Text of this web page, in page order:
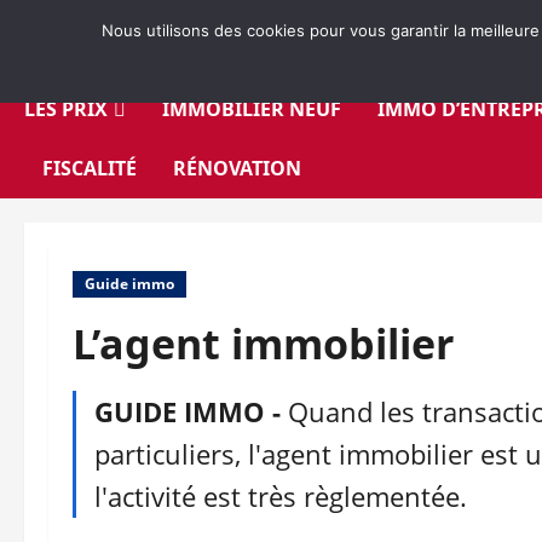
LES PRIX
IMMOBILIER NEUF IMMO
FISCALITÉ RÉNOVATION
Guide immo
L’agent immobilier
GUIDE IMMO - Quand les
particuliers, l'agent immobilier est
l'activité est très règlementée.
Nous utilisons des cookies pour vous garantir la